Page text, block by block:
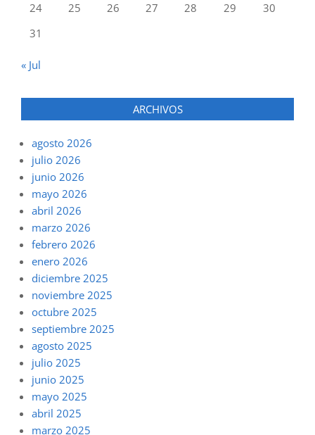
24
25 26 27 28 29
30
31
« Jul
ARCHIVOS
agosto 2026
julio 2026
junio 2026
mayo 2026
abril 2026
marzo 2026
febrero 2026
enero 2026
diciembre 2025
noviembre 2025
octubre 2025
septiembre 2025
agosto 2025
julio 2025
junio 2025
mayo 2025
abril 2025
marzo 2025